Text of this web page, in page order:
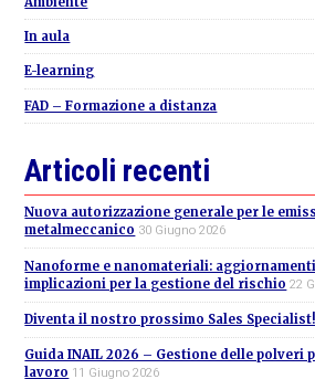
In aula
E-learning
FAD – Formazione a distanza
Articoli recenti
Nuova autorizzazione generale per le
metalmeccanico 30 Giugno 2026
Nanoforme e nanomateriali:
implicazioni per la gestione del rischio 22
Diventa il nostro prossimo Sales Specialist!
Guida INAIL 2026 – Gestione delle polveri
lavoro 11 Giugno 2026